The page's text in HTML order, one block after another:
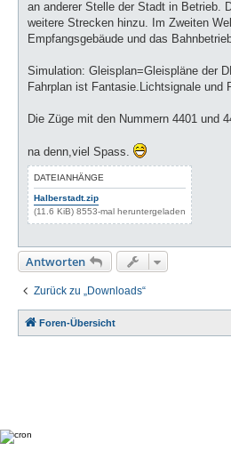
r
a
an anderer Stelle der Stadt in Betrieb.
weitere Strecken hinzu. Im Zweiten
Empfangsgebäude und das
Simulation: Gleisplan=Gleispläne der
Fahrplan ist Fantasie.Lichtsignale und
Die Züge mit den Nummern 4401 und
na denn,viel Spass.
DATEIANHÄNGE
Halberstadt.zip
(11.6 KiB) 8553-mal heruntergeladen
Antworten
Zurück zu „Downloads“
Foren-Übersicht